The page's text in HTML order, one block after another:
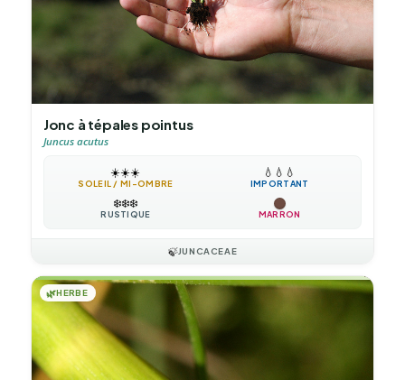
Jonc à tépales pointus
Juncus acutus
☀️☀️☀️
SOLEIL / MI-OMBRE
💧 💧 💧
IMPORTANT
❄️❄️❄️
RUSTIQUE MARRON
🍃JUNCACEAE
🌿HERBE